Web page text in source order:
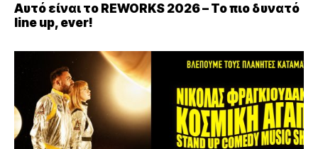
Αυτό είναι το REWORKS 2026 – Το πιο δυνατό
line up, ever!